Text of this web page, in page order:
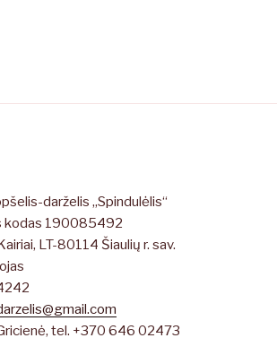
darželis „Spindulėlis“
kodas 190085492
LT-80114 Šiaulių r. sav.
tel. +370 646 02473